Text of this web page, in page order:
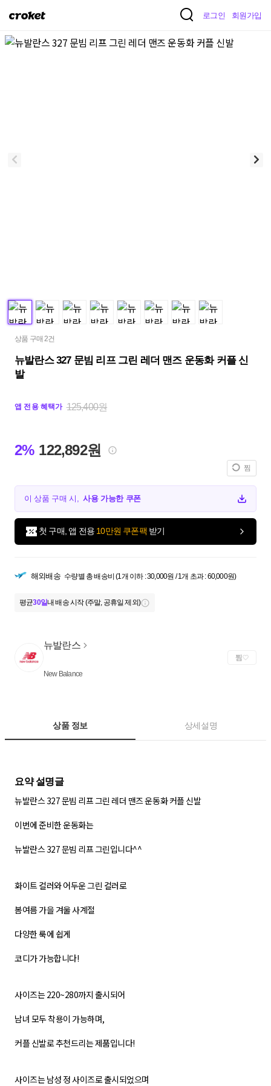
크
켓
로그인 회원가입
상품 구매 2건
뉴발란스 327 문빔 리프 그린 레더 맨즈 운동화 커플 신
발
앱 전용 혜택가 125,400원
2% 122,892원
찜
이 상품 구매 시,사용 가능한 쿠폰
첫 구매, 앱 전용 10만원 쿠폰팩 받기
해외배송 수량별 총 배송비 (1개 이하 : 30,000원 / 1개 초과 : 60,000원)
평균30일내 배송 시작 (주말, 공휴일 제외)
뉴발란스
New Balance
찜
상품 정보 상세설명
요약 설명글
뉴발란스 327 문빔 리프 그린 레더 맨즈 운동화 커플 신발
이번에 준비한 운동화는
뉴발란스 327 문빔 리프 그린입니다^^
화이트 컬러와 어두운 그린 컬러로
봄여름 가을 겨울 사계절
다양한 룩에 쉽게
코디가 가능합니다!
사이즈는 220~280까지 출시되어
남녀 모두 착용이 가능하며,
커플 신발로 추천드리는 제품입니다!
사이즈는 남성 정 사이즈로 출시되었으며